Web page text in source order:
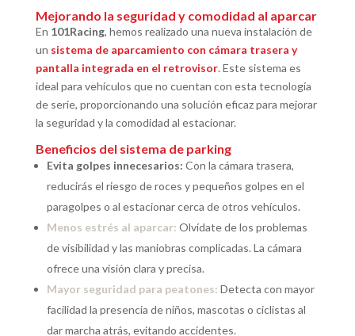
Mejorando la seguridad y comodidad al aparcar
En 101Racing, hemos realizado una nueva instalación de
un sistema de aparcamiento con cámara trasera y
pantalla integrada en el retrovisor. Este sistema es
ideal para vehículos que no cuentan con esta tecnología
de serie, proporcionando una solución eficaz para mejorar
la seguridad y la comodidad al estacionar.
Beneficios del sistema de parking
Evita golpes innecesarios: Con la cámara trasera,
reducirás el riesgo de roces y pequeños golpes en el
paragolpes o al estacionar cerca de otros vehículos.
Menos estrés al aparcar: Olvídate de los problemas
de visibilidad y las maniobras complicadas. La cámara
ofrece una visión clara y precisa.
Mayor seguridad para peatones: Detecta con mayor
facilidad la presencia de niños, mascotas o ciclistas al
dar marcha atrás, evitando accidentes.